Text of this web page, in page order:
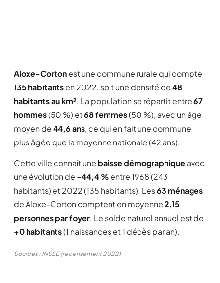
Aloxe-Cortonest une commune rurale qui compte
135 habitantsen 2022, soit une densité de48
habitants au km². La population se répartit entre67
hommes(50 %) et68 femmes(50 %), avec un âge
moyen de44,6 ans, ce qui en fait une commune
plus âgée que la moyenne nationale (42 ans).
Cette ville connaît une baisse démographiqueavec
une évolution de -44,4 % entre 1968 (243
habitants) et 2022 (135 habitants). Les63 ménages
de Aloxe-Corton comptent en moyenne2,15
personnes par foyer. Le solde naturel annuel est de
+0 habitants(1 naissances et 1 décès par an).
Sources : INSEE (recensement 2022)